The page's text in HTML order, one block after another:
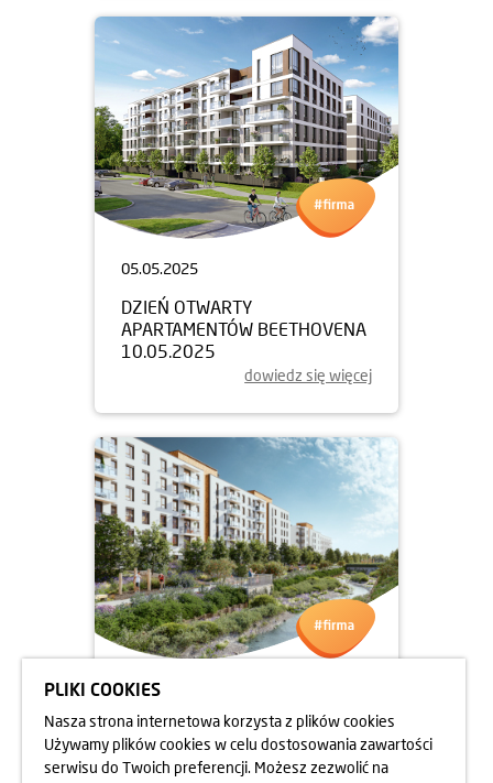
05.05.2025
DZIEŃ OTWARTY
APARTAMENTÓW BEETHOVENA
10.05.2025
dowiedz się więcej
05.05.2025
DZIEŃ OTWARTY
MOKOTOWA SPORTOWEGO
10.05.2025
PLIKI COOKIES
Nasza strona internetowa korzysta z plików cookies
Używamy plików cookies w celu dostosowania zawartości
serwisu do Twoich preferencji. Możesz zezwolić na